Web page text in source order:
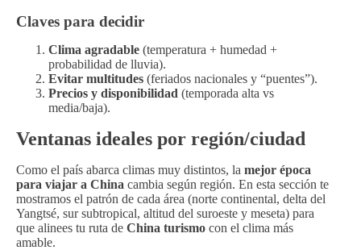
Claves para decidir
Clima agradable (temperatura + humedad +
probabilidad de lluvia).
Evitar multitudes (feriados nacionales y “puentes”).
Precios y disponibilidad (temporada alta vs
media/baja).
Ventanas ideales por región/ciudad
Como el país abarca climas muy distintos, la mejor época
para viajar a China cambia según región. En esta sección te
mostramos el patrón de cada área (norte continental, delta del
Yangtsé, sur subtropical, altitud del suroeste y meseta) para
que alinees tu ruta de China turismo con el clima más
amable.